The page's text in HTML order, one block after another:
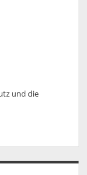
und die